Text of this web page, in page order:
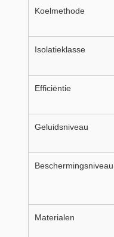
Koelmethode
Isolatieklasse
Efficiëntie
Geluidsniveau
Beschermingsniveau
Materialen